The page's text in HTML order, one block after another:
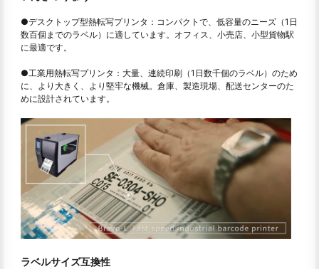
●デスクトップ型熱転写プリンタ：コンパクトで、低容量のニーズ（1日
数百個までのラベル）に適しています。オフィス、小売店、小型貨物駅
に最適です。
●工業用熱転写プリンタ：大量、連続印刷（1日数千個のラベル）のため
に、より大きく、より堅牢な機械。倉庫、製造現場、配送センターのた
めに設計されています。
ラベルサイズ互換性